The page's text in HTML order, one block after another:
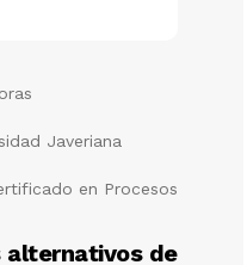
Javeriana
en Procesos
alternativos de